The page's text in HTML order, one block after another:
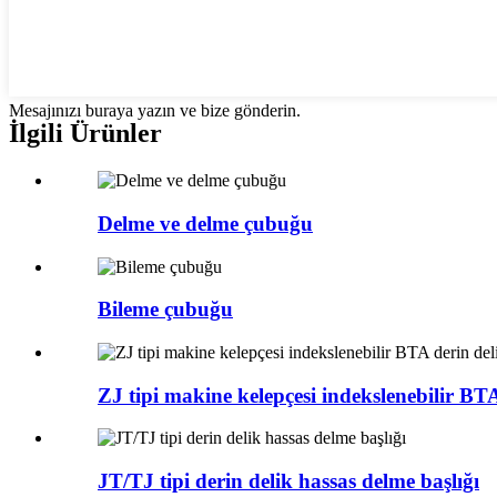
Mesajınızı buraya yazın ve bize gönderin.
İlgili Ürünler
Delme ve delme çubuğu
Bileme çubuğu
ZJ tipi makine kelepçesi indekslenebilir
JT/TJ tipi derin delik hassas delme başlığı